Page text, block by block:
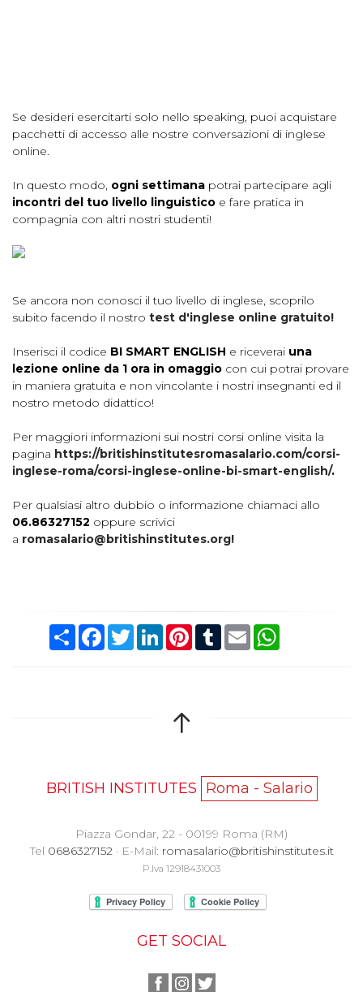
Se desideri esercitarti solo nello speaking, puoi acquistare
pacchetti di accesso alle nostre conversazioni di inglese
online.
In questo modo, ogni settimana potrai partecipare agli
incontri del tuo livello linguistico e fare pratica in
compagnia con altri nostri studenti!
Se ancora non conosci il tuo livello di inglese, scoprilo
subito facendo il nostro test d'inglese online gratuito!
Inserisci il codice BI SMART ENGLISH e riceverai una
lezione online da 1 ora in omaggio con cui potrai provare
in maniera gratuita e non vincolante i nostri insegnanti ed il
nostro metodo didattico!
Per maggiori informazioni sui nostri corsi online visita la
pagina https://britishinstitutesromasalario.com/corsi-
inglese-roma/corsi-inglese-online-bi-smart-english/.
Per qualsiasi altro dubbio o informazione chiamaci allo
06.86327152 oppure scrivici
a romasalario@britishinstitutes.org!
CondividiFacebook
TwitterLinkedInPinterestTumblrEmail
BRITISH INSTITUTES Roma - Salario
Piazza Gondar, 22 - 00199 Roma (RM)
Tel 0686327152 · E-Mail: romasalario@britishinstitutes.it
P.Iva 12918431003
GET SOCIAL